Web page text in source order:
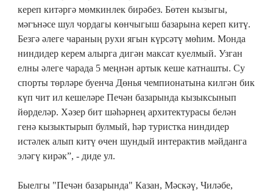
кереп китәргә мөмкинлек бирәбез. Бөтен кызыгы,
мәгънәсе шул чордагы көнчыгыш базарына кереп китү.
Безгә әлеге чараның рухи ягын күрсәтү мөһим. Монда
ниндидер керем алырга дигән максат куелмый. Узган
елны әлеге чарада 5 меңнән артык кеше катнашты. Су
спорты төрләре буенча Дөнья чемпионатына килгән бик
күп чит ил кешеләре Печән базарында кызыксынып
йөрделәр. Хәзер бит шәһәрнең архитектурасы белән
генә кызыктырып булмый, һәр туристка ниндидер
истәлек алып китү өчен шундый интерактив мәйданга
эләгү кирәк”, - диде ул.
Быелгы "Печән базарында" Казан, Мәскәү, Чиләбе,